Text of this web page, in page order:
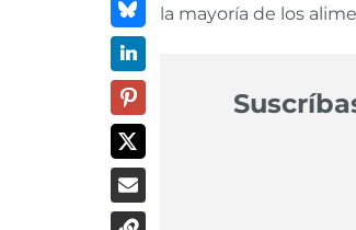
la mayoría de los